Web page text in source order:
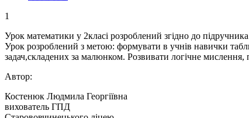
1
Урок математики у 2класі розроблений згідно до
Урок розроблений з метою: формувати в учнів навички
задач,складених за малюнком. Розвивати логічне
Автор:
Костенюк Людмила Георгіївна
вихователь ГПД